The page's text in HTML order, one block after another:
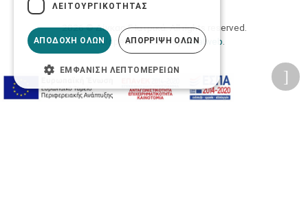
2026 © Δίγκας Γ. Ιατρικά. All rights reserved.
Developed with care byTotalweb.
Προσβασιμότητα
ΛΕΙΤΟΥΡΓΙΚΌΤΗΤΑΣ
ΑΠΟΔΟΧΉ ΌΛΩΝ ΑΠΌΡΡΙΨΗ ΌΛΩΝ
ΕΜΦΆΝΙΣΗ ΛΕΠΤΟΜΕΡΕΙΏΝ